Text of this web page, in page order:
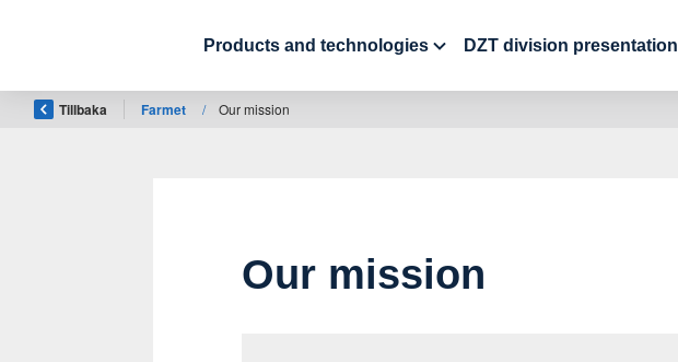
Products and technologies DZT division presentation
Tillbaka Farmet / Our mission
Our mission